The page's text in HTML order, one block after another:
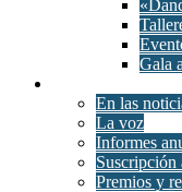
Gala
En las
La voz
Informes
Suscripción
Premios y